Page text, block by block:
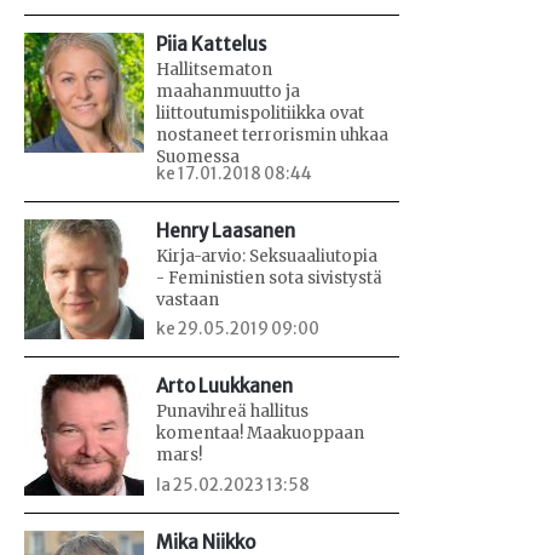
Piia Kattelus
Hallitsematon
maahanmuutto ja
liittoutumispolitiikka ovat
nostaneet terrorismin uhkaa
Suomessa
ke 17.01.2018 08:44
Henry Laasanen
Kirja-arvio: Seksuaaliutopia
- Feministien sota sivistystä
vastaan
ke 29.05.2019 09:00
Arto Luukkanen
Punavihreä hallitus
komentaa! Maakuoppaan
mars!
la 25.02.2023 13:58
Mika Niikko